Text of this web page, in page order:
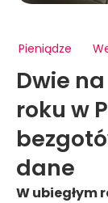
Pieniądze
Dwie
roku w
dane
W ubiegłym